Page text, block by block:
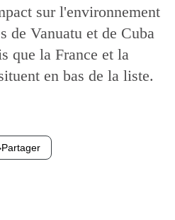
sur l'environnement
de Vanuatu et de Cuba
que la France et la
en bas de la liste.
Partager